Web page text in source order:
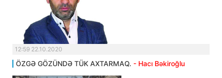
12:59 22.10.2020
ÖZGƏ GÖZÜNDƏ TÜK AXTARMAQ. - Hacı Bəkiroğlu